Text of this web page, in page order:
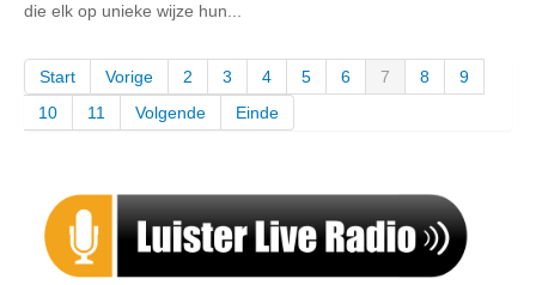
die elk op unieke wijze hun...
Start Vorige 2 3 4 5 6 7 8
9
10
11 Volgende Einde